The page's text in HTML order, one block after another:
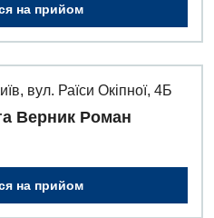
на прийом
вул. Раїси Окіпної, 4Б
Верник Роман
на прийом